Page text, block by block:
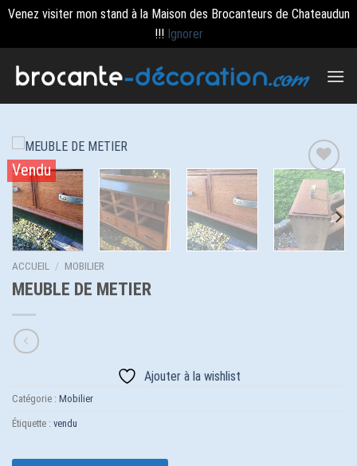
Venez visiter mon stand à la Maison des Brocanteurs de Chateaudun
!!! Ignorer
Vendu
Ajouter
à la
wishlist
ACCUEIL / MOBILIER
MEUBLE DE METIER
Ajouter à la wishlist
Catégorie : Mobilier
Étiquette : vendu